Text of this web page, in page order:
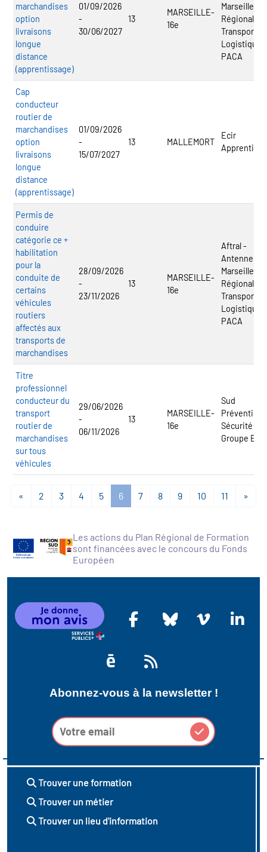
marchandises
option
livraisons
longue
distance
(apprentissage)
01/09/2026
-
30/06/2027
13
MARSEILLE-
16e
Marseille -
Régional
Transport
Logistique
PACA
Cap
conducteur
routier de
marchandises
option
livraisons
longue
distance
(apprentissage)
01/09/2026
-
15/07/2027
13 MALLEMORT
Ecir
Permis de
conduire
catégorie ce +
habilitation
pour la
conduite de
certains
véhicules
routiers
affectés aux
transports de
marchandises
28/09/2026
-
23/11/2026
13
MARSEILLE-
16e
Aftral -
Antenne
Marseille -
Régional
Transport
Logistique
PACA
Titre
professionnel
conducteur du
transport
routier de
marchandises
sur tous
véhicules
29/06/2026
-
06/11/2026
13
MARSEILLE-
16e
Sud
Prévention
Sécurité -
Groupe ECF
« 2 3 4 5 6 7 8 9 10 11 »
Les actions du Plan Régional de Formation
sont financées avec le concours du Fonds
Européen
Abonnez-vous à la newsletter !
Trouver une formation
Trouver un métier
Trouver un lieu d'information